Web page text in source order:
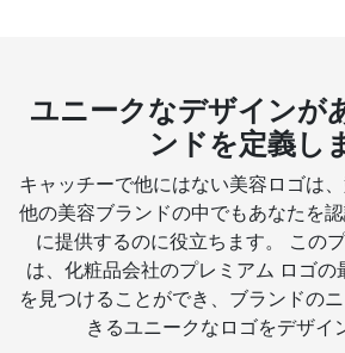
ユニークなデザインが
ンドを定義し
キャッチーで他にはない美容ロゴは、
他の美容ブランドの中でもあなたを
に提供するのに役立ちます。 この
は、化粧品会社のプレミアム ロゴの
を見つけることができ、ブランドの
きるユニークなロゴをデザイ